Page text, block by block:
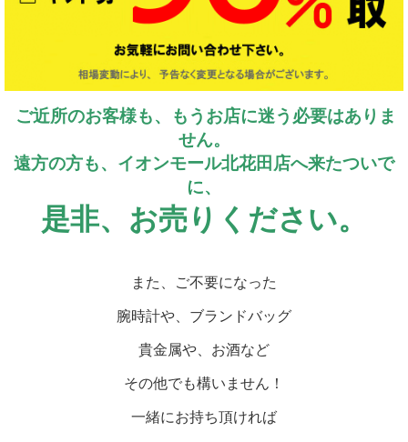
ご近所のお客様も、もう お店に迷う必要はありま
せん。
遠方の方も、イオンモール北花田店へ来たついで
に、
是非、お売りください。
また、ご不要になった
腕時計や、ブランドバッグ
貴金属や、お酒など
その他でも構いません！
一緒にお持ち頂ければ